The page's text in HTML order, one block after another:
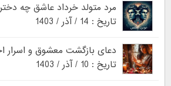
مرد متولد خرداد عاشق چه
تاریخ : 14 / آذر / 1403
دعای بازگشت معشوق و اسرار
تاریخ : 10 / آذر / 1403